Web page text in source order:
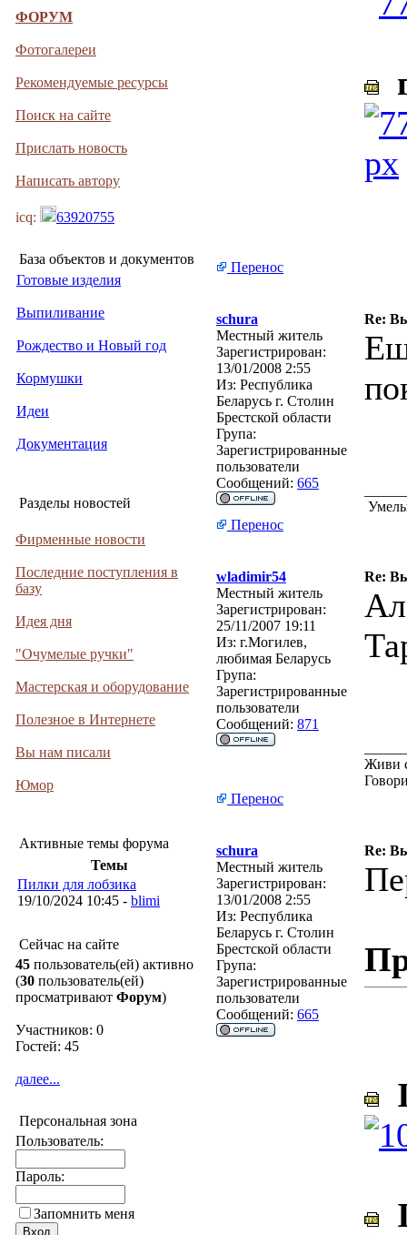
ФОРУМ
Фотогалереи
Рекомендуемые ресурсы
Поиск на сайте
Прислать новость
Написать автору
icq: 63920755
База объектов и документов
Готовые изделия
Выпиливание
Рождество и Новый год
Кормушки
Идеи
Документация
Разделы новостей
Фирменные новости
Последние поступления в
базу
Идея дня
"Очумелые ручки"
Мастерская и оборудование
Полезное в Интернете
Вы нам писали
Юмор
Активные темы форума
Темы
Пилки для лобзика
19/10/2024 10:45 - blimi
Сейчас на сайте
45 пользователь(ей) активно
(30 пользователь(ей)
просматривают Форум)
Участников: 0
Гостей: 45
далее...
Персональная зона
Пользователь:
Пароль:
Запомнить меня
Перенос
schura
Re:
Местный житель
Зарегистрирован:
13/01/2008 2:55
Из: Республика
Беларусь г. Столин
Брестской области
Група:
Зарегистрированные
пользователи
Сообщений: 665
Перенос
wladimir54
Re:
Местный житель
Зарегистрирован:
25/11/2007 19:11
Из: г.Могилев,
любимая Беларусь
Група:
Зарегистрированные
пользователи
Сообщений: 871
Живи
Перенос
schura
Re:
Местный житель
Зарегистрирован:
13/01/2008 2:55
Из: Республика
Беларусь г. Столин
Брестской области
Група:
Зарегистрированные
пользователи
Сообщений: 665